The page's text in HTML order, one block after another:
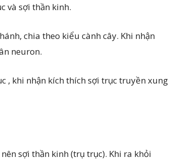
và sợi thần kinh.
chia theo kiểu cành cây. Khi nhận
neuron.
, khi nhận kích thích sợi trục truyền xung
sợi thần kinh (trụ trục). Khi ra khỏi